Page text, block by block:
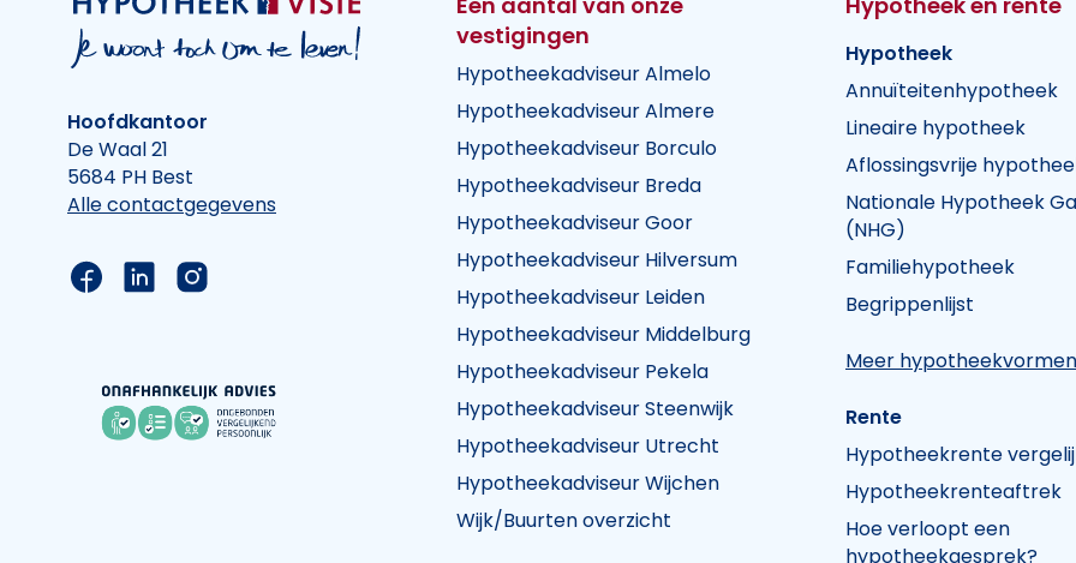
Hoofdkantoor
De Waal 21
5684 PH Best
Alle contactgegevens
Link naar de Facebook pagina van Hypotheek Visie
Link naar de LinkedIn pagina van Hypotheek Visie
Link naar de Instagram pagina van Hypotheek Visie
vestigingen
Hypotheekadviseur Almelo
Hypotheekadviseur Almere
Hypotheekadviseur Borculo
Hypotheekadviseur Breda
Hypotheekadviseur Goor
Hypotheekadviseur Hilversum
Hypotheekadviseur Leiden
Hypotheekadviseur Middelburg
Hypotheekadviseur Pekela
Hypotheekadviseur Steenwijk
Hypotheekadviseur Utrecht
Hypotheekadviseur Wijchen
Wijk/Buurten overzicht
Hypotheek
Annuïteitenhypotheek
Lineaire hypotheek
Aflossingsvrije
Nationale Hypotheek
(NHG)
Familiehypotheek
Begrippenlijst
Meer hypotheekvormen
Rente
Hypotheekrente
Hypotheekrenteaftrek
Hoe verloopt een
hypotheekgesprek?